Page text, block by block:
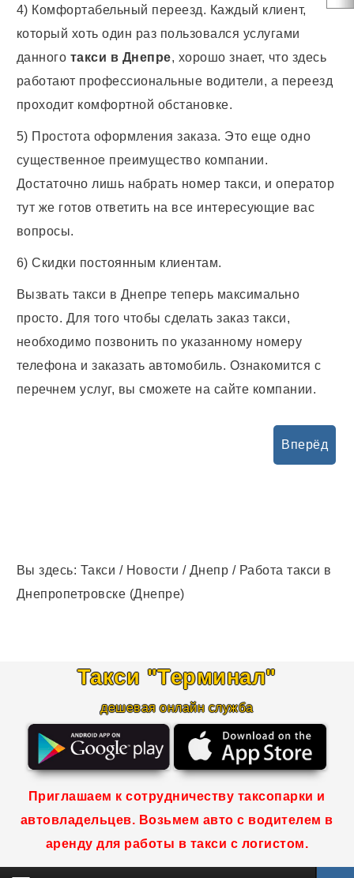
4) Комфортабельный переезд. Каждый клиент,
который хоть один раз пользовался услугами
данного такси в Днепре, хорошо знает, что здесь
работают профессиональные водители, а переезд
проходит комфортной обстановке.
5) Простота оформления заказа. Это еще одно
существенное преимущество компании.
Достаточно лишь набрать номер такси, и оператор
тут же готов ответить на все интересующие вас
вопросы.
6) Скидки постоянным клиентам.
Вызвать такси в Днепре теперь максимально
просто. Для того чтобы сделать заказ такси,
необходимо позвонить по указанному номеру
телефона и заказать автомобиль. Ознакомится с
перечнем услуг, вы сможете на сайте компании.
Вперёд
Вы здесь: Такси / Новости / Днепр / Работа такси в
Днепропетровске (Днепре)
Такси "Терминал"
дешевая онлайн служба
Приглашаем к сотрудничеству таксопарки и
автовладельцев. Возьмем авто с водителем в
аренду для работы в такси с логистом.